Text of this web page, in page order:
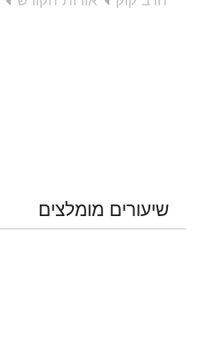
שיעורים מומלצים